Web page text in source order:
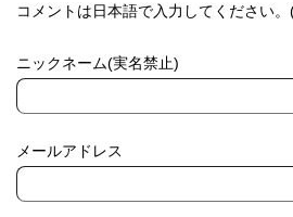
コメントは日本語で入力してください
ニックネーム(実名禁止)
メールアドレス